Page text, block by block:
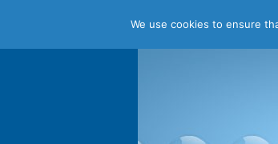
Inhalt
Jenseits aller
We use cookies to ensure